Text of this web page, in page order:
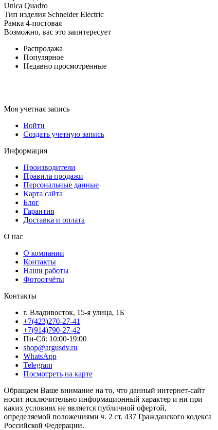
Unica Quadro
Тип изделия Schneider Electric
Рамка 4-постовая
Возможно, вас это заинтересует
Распродажа
Популярное
Недавно просмотренные
Моя учетная запись
Войти
Создать учетную запись
Информация
Производители
Правила продажи
Персональные данные
Карта сайта
Блог
Гарантия
Доставка и оплата
О нас
О компании
Контакты
Наши работы
Фотоотчёты
Контакты
г. Владивосток, 15-я улица, 1Б
+7(423)270-27-41
+7(914)790-27-42
Пн-Сб: 10:00-19:00
shop@argusdv.ru
WhatsApp
Telegram
Посмотреть на карте
Обращаем Ваше внимание на то, что данный интернет-сайт
носит исключительно информационный характер и ни при
каких условиях не является публичной офертой,
определяемой положениями ч. 2 ст. 437 Гражданского кодекса
Российской Федерации.